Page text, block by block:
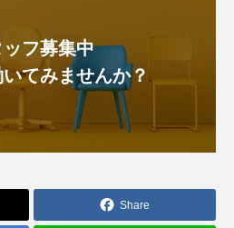
ッフ募集中
てみませんか？
Share